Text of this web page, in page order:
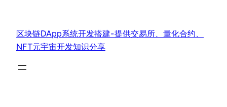
区块链DApp系统开发搭建-提供交易所、量化合约、
NFT元宇宙开发知识分享